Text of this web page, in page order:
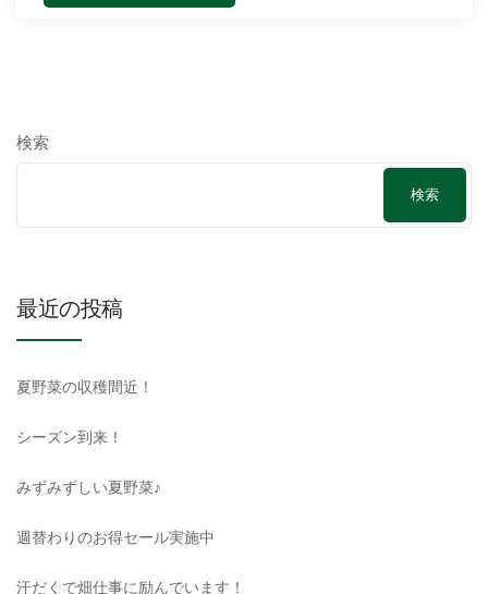
検索
検索
最近の投稿
夏野菜の収穫間近！
シーズン到来！
みずみずしい夏野菜♪
週替わりのお得セール実施中
汗だくで畑仕事に励んでいます！